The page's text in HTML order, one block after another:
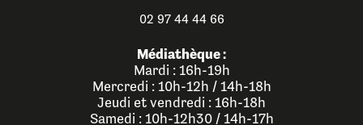
02 97 44 44 66
Médiathèque :
Mardi : 16h-19h
Mercredi : 10h-12h / 14h-18h
Jeudi et vendredi : 16h-18h
Samedi : 10h-12h30 / 14h-17h